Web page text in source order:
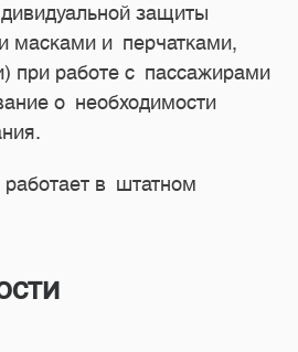
защиты
масками и перчатками,
при работе с пассажирами
о необходимости
в штатном